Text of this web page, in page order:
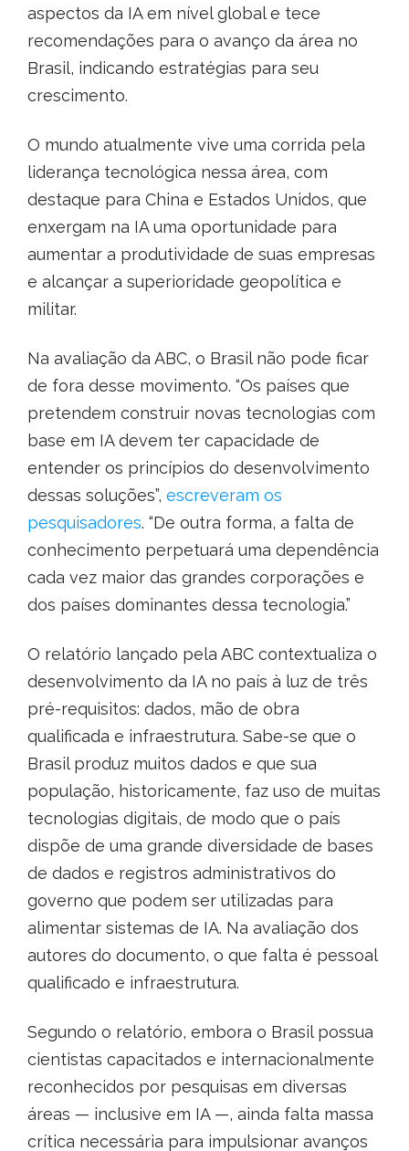
aspectos da IA em nível global e tece
recomendações para o avanço da área no
Brasil, indicando estratégias para seu
crescimento.
O mundo atualmente vive uma corrida pela
liderança tecnológica nessa área, com
destaque para China e Estados Unidos, que
enxergam na IA uma oportunidade para
aumentar a produtividade de suas empresas
e alcançar a superioridade geopolítica e
militar.
Na avaliação da ABC, o Brasil não pode ficar
de fora desse movimento. “Os países que
pretendem construir novas tecnologias com
base em IA devem ter capacidade de
entender os princípios do desenvolvimento
dessas soluções”, escreveram os
pesquisadores. “De outra forma, a falta de
conhecimento perpetuará uma dependência
cada vez maior das grandes corporações e
dos países dominantes dessa tecnologia.”
O relatório lançado pela ABC contextualiza o
desenvolvimento da IA no país à luz de três
pré-requisitos: dados, mão de obra
qualificada e infraestrutura. Sabe-se que o
Brasil produz muitos dados e que sua
população, historicamente, faz uso de muitas
tecnologias digitais, de modo que o país
dispõe de uma grande diversidade de bases
de dados e registros administrativos do
governo que podem ser utilizadas para
alimentar sistemas de IA. Na avaliação dos
autores do documento, o que falta é pessoal
qualificado e infraestrutura.
Segundo o relatório, embora o Brasil possua
cientistas capacitados e internacionalmente
reconhecidos por pesquisas em diversas
áreas — inclusive em IA —, ainda falta massa
crítica necessária para impulsionar avanços